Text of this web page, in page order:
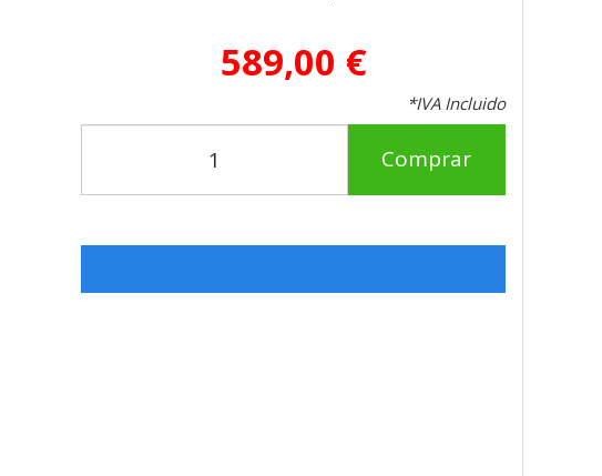
589,00 €
*IVA Incluido
Comprar